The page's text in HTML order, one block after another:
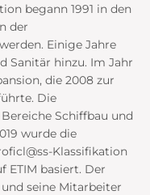
begann 1991 in den
der
Einige Jahre
Sanitär hinzu. Im Jahr
die 2008 zur
Die
Schiffbau und
wurde die
Klassifikation
ETIM basiert. Der
seine Mitarbeiter